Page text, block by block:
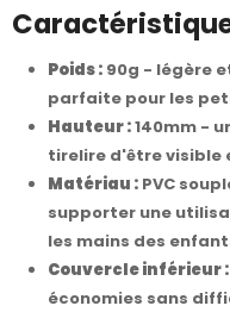
Poids : 90g - légère
parfaite pour les
Hauteur :140mm -
tirelire d'être visible
Matériau : PVC
supporter une
les mains des
Couvercle inférieur :
économies sans